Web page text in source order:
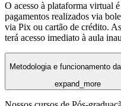
O acesso à plataforma virtual
pagamentos realizados via
via Pix ou cartão de crédito.
terá acesso imediato à aula
Metodologia e funcionamento
expand_more